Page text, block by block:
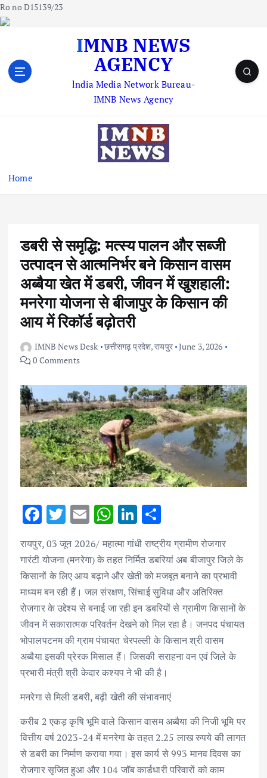
Ro no D15139/23
IMNB NEWS
AGENCY
lndia Media Network Bureau-
IMNB News Agency
Home
डबरी से समृद्धि: मत्स्य पालन और सब्जी
उत्पादन से आत्मनिर्भर बने किसान वासम
अब्बैया खेत में डबरी, जीवन में खुशहाली:
मनरेगा योजना से बीजापुर के किसान की
आय में रिकॉर्ड बढ़ोतरी
IMNB News Desk छत्तीसगढ़ प्रदेश,रायपुर June 3, 2026
0 Comments
F
e
b
o
o
k
T
it
te
r
E
ai
l
W
at
s
A
p
p
Li
n
k
e
dI
n
h
ar
e
रायपुर, 03 जून 2026/ महात्मा गांधी राष्ट्रीय ग्रामीण रोजगार
गारंटी योजना (मनरेगा) के तहत निर्मित डबरियां अब बीजापुर जिले के
किसानों के लिए आय बढ़ाने और खेती को मजबूत बनाने का प्रभावी
माध्यम बन रही हैं। जल संरक्षण, सिंचाई सुविधा और अतिरिक्त
रोजगार के उद्देश्य से बनाई जा रही इन डबरियों से ग्रामीण किसानों के
जीवन में सकारात्मक परिवर्तन देखने को मिल रहा है। जनपद पंचायत
भोपालपटनम की ग्राम पंचायत चेरपल्ली के किसान श्री वासम
अब्बैया इसकी प्रेरक मिसाल हैं। जिसकी सराहना वन एवं जिले के
प्रभारी मंत्री श्री केदार कश्यप ने भी की है।
मनरेगा से मिली डबरी, बढ़ी खेती की संभावनाएं
करीब 2 एकड़ कृषि भूमि वाले किसान वासम अब्बैया की निजी भूमि पर
वित्तीय वर्ष 2023-24 में मनरेगा के तहत 2.25 लाख रुपये की लागत
से डबरी का निर्माण कराया गया। इस कार्य से 993 मानव दिवस का
रोजगार सृजित हुआ और 104 जॉब कार्डधारी परिवारों को काम